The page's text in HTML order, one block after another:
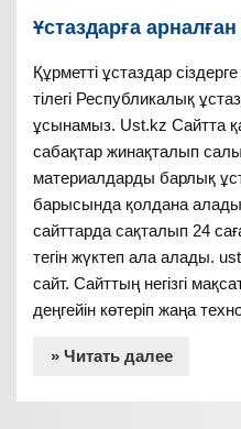
Ұстаздарға
Құрметті ұстаздар
тілегі Республикалық
ұсынамыз. Ust.kz Сайтта
сабақтар жинақталып
материалдарды барлық
барысында қолдана
сайттарда сақталып 24
тегін жүктеп ала алады.
сайт. Сайттың негізгі
деңгейін көтеріп жаңа
» Читать далее